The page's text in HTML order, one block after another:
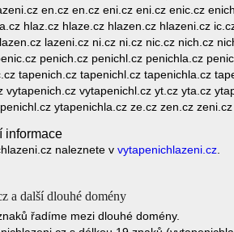
en.cz en.cz eni.cz eni.cz enic.cz
hlaz.cz hlaze.cz hlazen.cz hlazeni.cz
lazeni.cz ni.cz ni.cz nic.cz nich.cz
penich.cz penichl.cz penichla.cz
tapenich.cz tapenichl.cz tapenichla.cz
vytapenichl.cz yt.cz yta.cz
ytapenichla.cz ze.cz zen.cz zeni.cz
informace
naleznete v vytapenichlazeni.cz
a další dlouhé domény
řadíme mezi dlouhé domény.